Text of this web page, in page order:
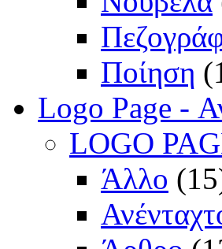
Ποίηση
Logo Page -
LOGO
Άλλο